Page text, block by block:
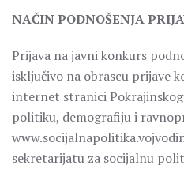
NAČIN PODNOŠENJA
Prijava na javni konkurs
isključivo na obrascu prijave
internet stranici
politiku, demografiju i
sekretarijatu za socijalnu